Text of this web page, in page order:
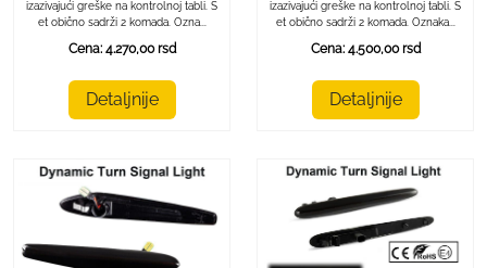
izazivajući greške na kontrolnoj tabli. S
et obično sadrži 2 komada. Ozna...
Cena: 4.270,00 rsd
Detaljnije
izazivajući greške na kontrolnoj tabli. S
et obično sadrži 2 komada. Oznaka...
Cena: 4.500,00 rsd
Detaljnije